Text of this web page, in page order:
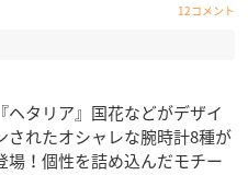
12コメント
『ヘタリア』国花などがデザイ
されたオシャレな腕時計8種が
場！個性を詰め込んだモチー